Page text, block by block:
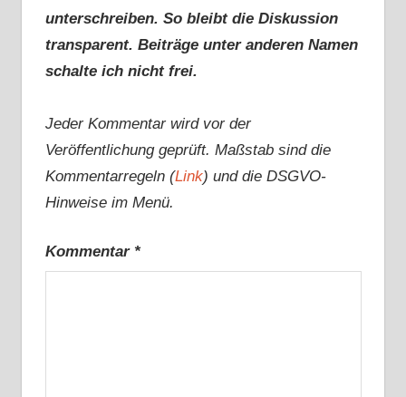
unterschreiben. So bleibt die Diskussion
transparent. Beiträge unter anderen Namen
schalte ich nicht frei.
Jeder Kommentar wird vor der
Veröffentlichung geprüft. Maßstab sind die
Kommentarregeln (Link) und die DSGVO-
Hinweise im Menü.
Kommentar *